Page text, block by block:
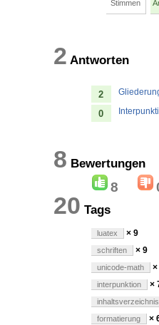
Stimmen
2
2
0
8
8
20
luatex × 9
schriften × 9
unicode-math ×
interpunktion ×
inhaltsverzeichnis
formatierung ×